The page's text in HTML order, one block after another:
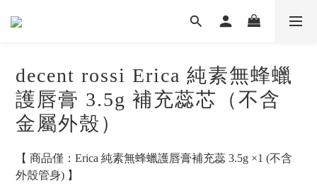
decent rossi Erica 純素無蜂蠟
護唇膏 3.5g 補充蕊芯（不含
金屬外殼）
【 商品僅：Erica 純素無蜂蠟護唇膏補充蕊 3.5g ×1 (不含
外殼管身) 】